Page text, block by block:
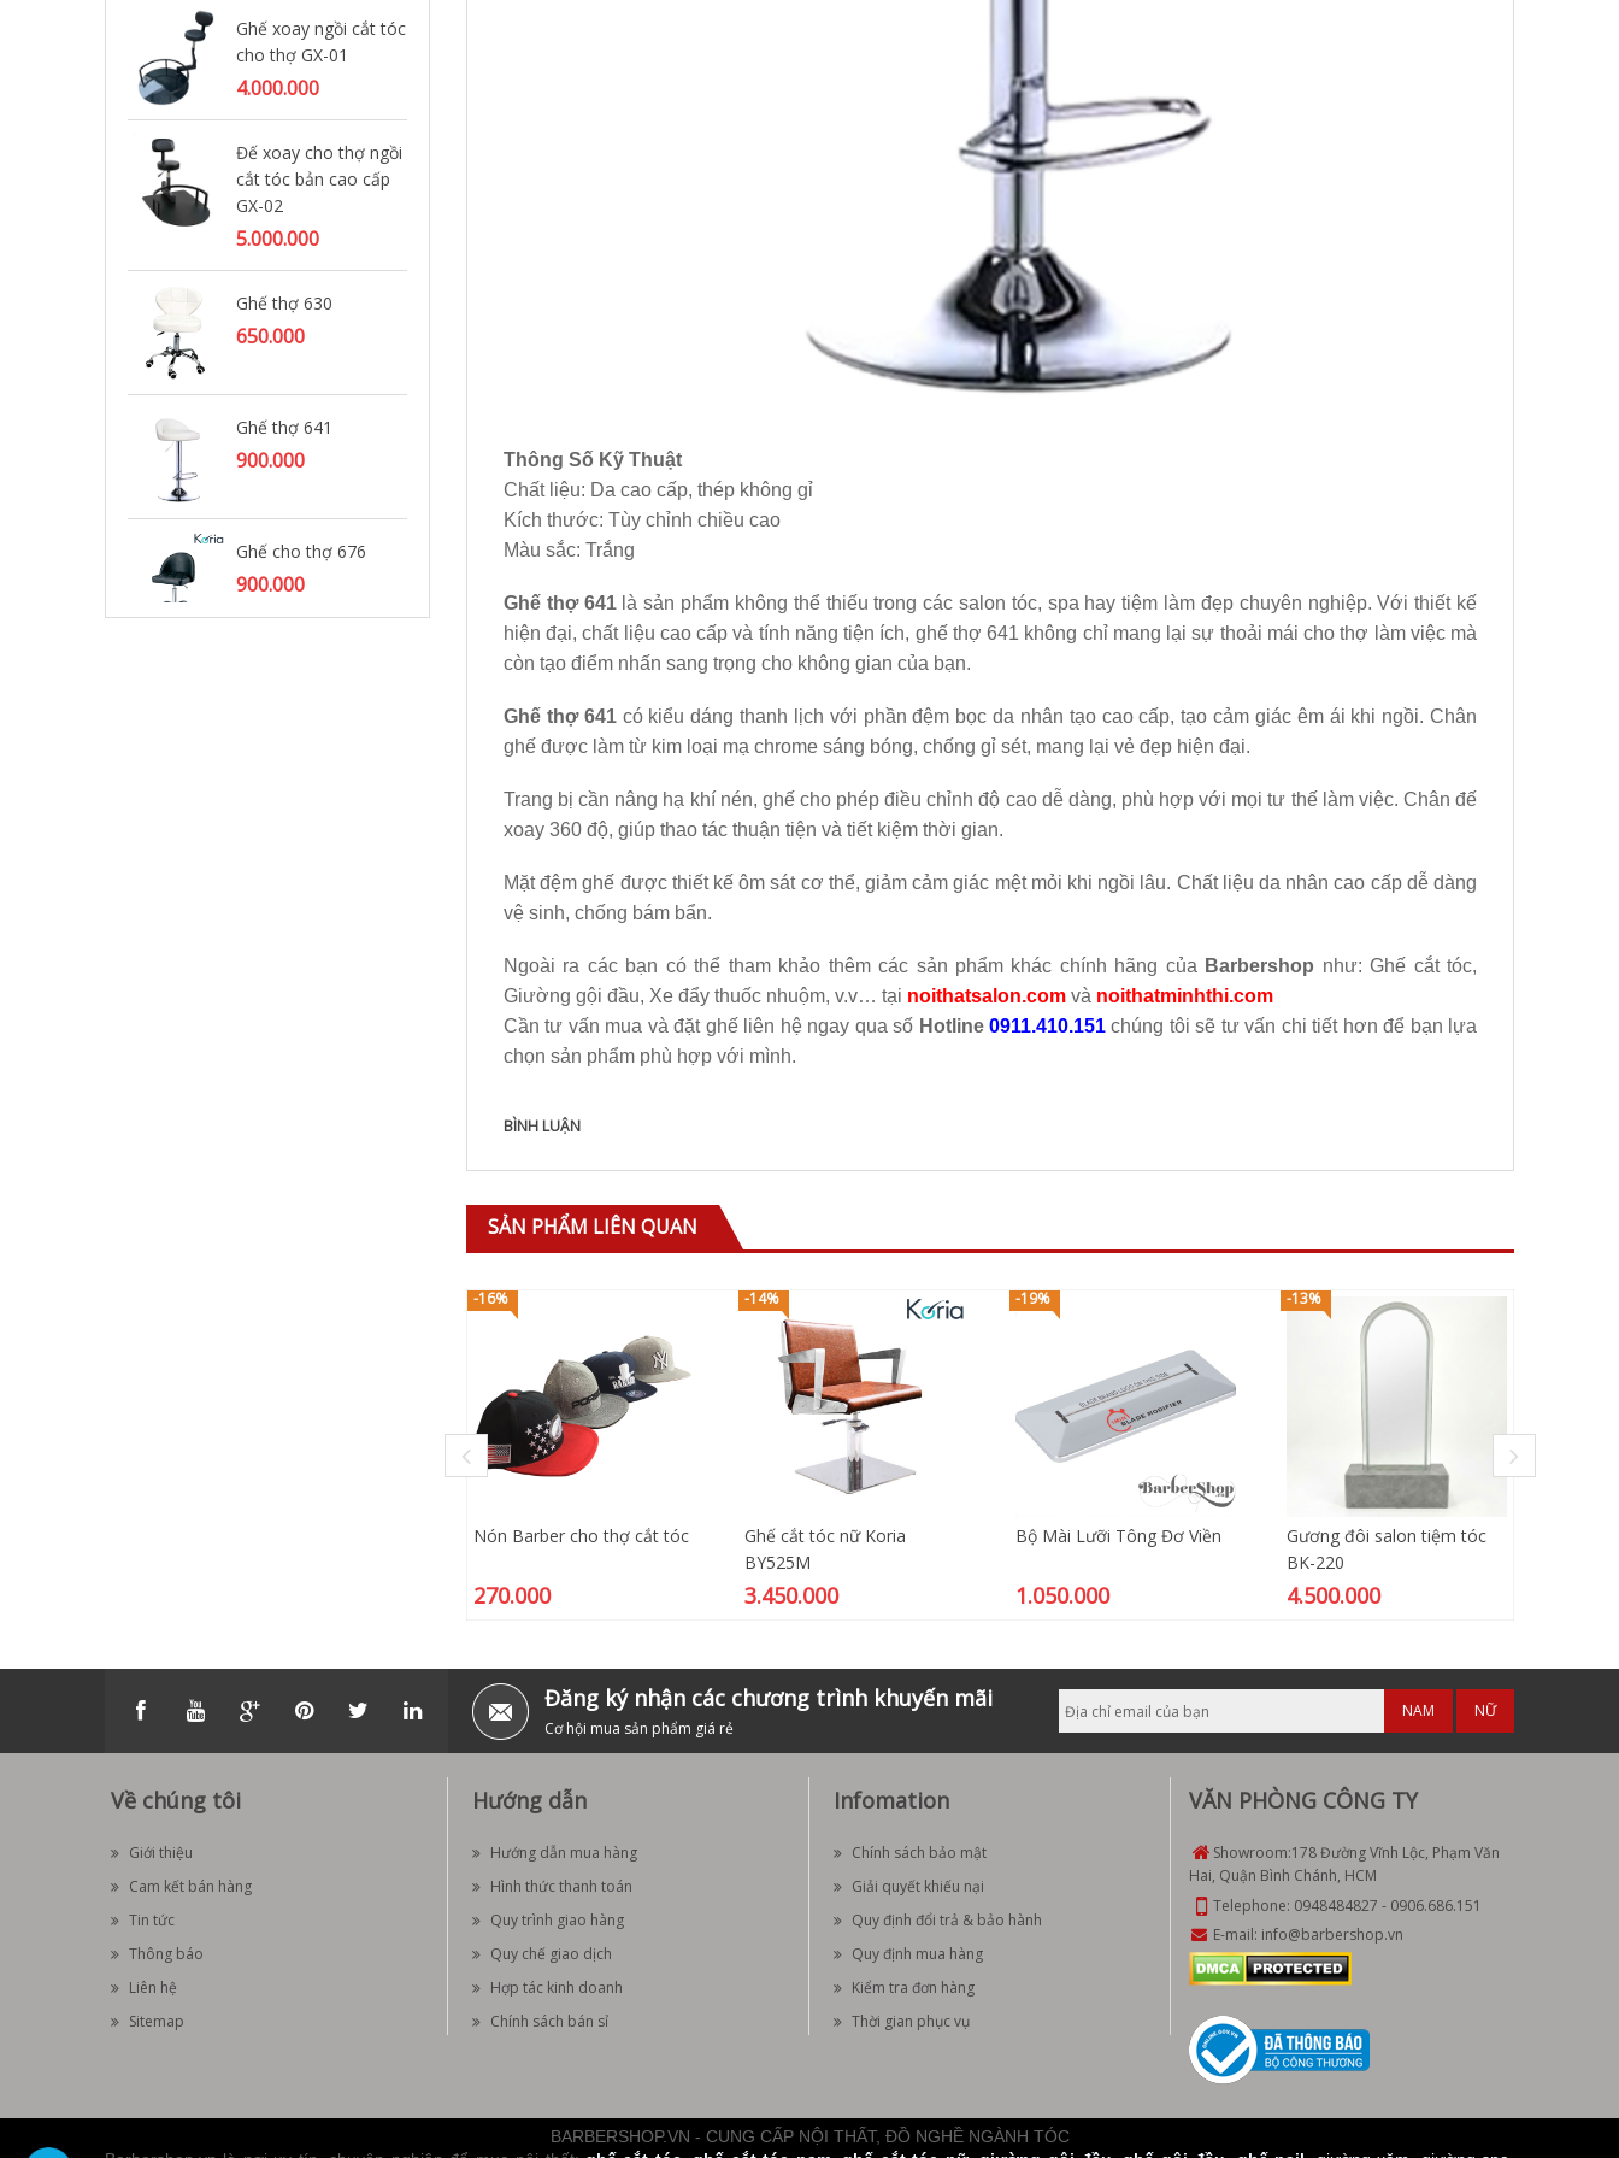
Ghế xoay ngồi cắt tóc
cho thợ GX-01
4.000.000
Đế xoay cho thợ ngồi
cắt tóc bản cao cấp
GX-02
5.000.000
Ghế thợ 630
650.000
Ghế thợ 641
900.000
Ghế cho thợ 676
900.000
Ghế cho thợ 79B
350.000
Thông Số Kỹ Thuật
Chất liệu: Da cao cấp, thép không gỉ
Kích thước: Tùy chỉnh chiều cao
Màu sắc: Trắng
Ghế thợ 641là sản phẩm không thể thiếu trong các salon tóc, spa hay tiệm làm đẹp chuyên nghiệp. Với thiết kế
hiện đại, chất liệu cao cấp và tính năng tiện ích, ghế thợ 641 không chỉ mang lại sự thoải mái cho thợ làm việc mà
còn tạo điểm nhấn sang trọng cho không gian của bạn.
Ghế thợ 641có kiểu dáng thanh lịch với phần đệm bọc da nhân tạo cao cấp, tạo cảm giác êm ái khi ngồi. Chân
ghế được làm từ kim loại mạ chrome sáng bóng, chống gỉ sét, mang lại vẻ đẹp hiện đại.
Trang bị cần nâng hạ khí nén, ghế cho phép điều chỉnh độ cao dễ dàng, phù hợp với mọi tư thế làm việc. Chân đế
xoay 360 độ, giúp thao tác thuận tiện và tiết kiệm thời gian.
Mặt đệm ghế được thiết kế ôm sát cơ thể, giảm cảm giác mệt mỏi khi ngồi lâu. Chất liệu da nhân cao cấp dễ dàng
vệ sinh, chống bám bẩn.
Ngoài ra các bạn có thể tham khảo thêm các sản phẩm khác chính hãng của Barbershop như: Ghế cắt tóc,
Giường gội đầu, Xe đẩy thuốc nhuộm, v.v… tại noithatsalon.com và noithatminhthi.com
Cần tư vấn mua và đặt ghế liên hệ ngay qua số Hotline 0911.410.151chúng tôi sẽ tư vấn chi tiết hơn để bạn lựa
chọn sản phẩm phù hợp với mình.
BÌNH LUẬN
SẢN PHẨM LIÊN QUAN
-16%
Nón Barber cho thợ cắt tóc
270.000
-14%
Ghế cắt tóc nữ Koria
BY525M
3.450.000
-19%
Bộ Mài Lưỡi Tông Đơ Viền
1.050.000
-13%
Gương đôi salon tiệm tóc
BK-220
4.500.000
Đăng ký nhận các chương trình khuyến mãi
Cơ hội mua sản phẩm giá rẻ
NAM NỮ
Về chúng tôi
Giới thiệu
Cam kết bán hàng
Tin tức
Thông báo
Liên hệ
Sitemap
Hướng dẫn
Hướng dẫn mua hàng
Hình thức thanh toán
Quy trình giao hàng
Quy chế giao dịch
Hợp tác kinh doanh
Chính sách bán sỉ
Infomation
Chính sách bảo mật
Giải quyết khiếu nại
Quy định đổi trả & bảo hành
Quy định mua hàng
Kiểm tra đơn hàng
Thời gian phục vụ
VĂN PHÒNG CÔNG TY
Showroom:178 Đường Vĩnh Lộc, Phạm Văn
Hai, Quận Bình Chánh, HCM
Telephone: 0948484827 - 0906.686.151
E-mail: info@barbershop.vn
BARBERSHOP.VN - CUNG CẤP NỘI THẤT, ĐỒ NGHỀ NGÀNH TÓC